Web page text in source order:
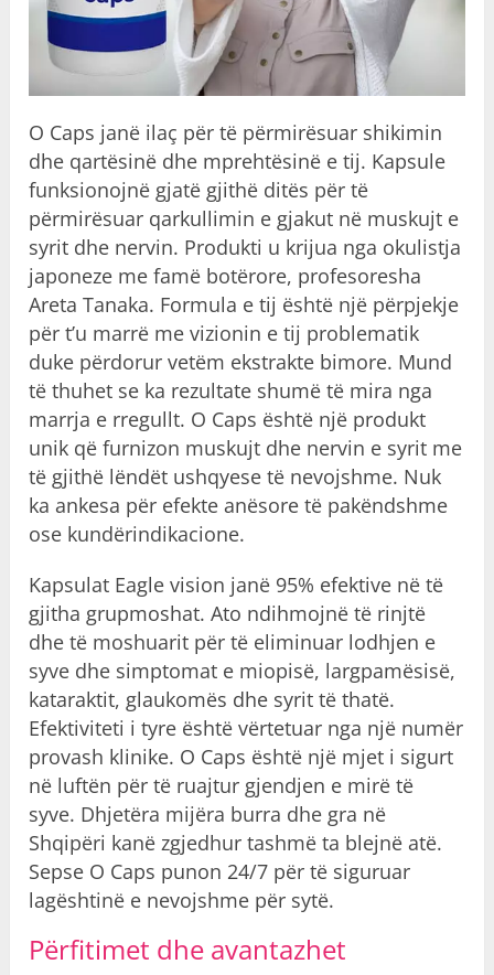
O Caps janë ilaç për të përmirësuar shikimin
dhe qartësinë dhe mprehtësinë e tij. Kapsule
funksionojnë gjatë gjithë ditës për të
përmirësuar qarkullimin e gjakut në muskujt e
syrit dhe nervin. Produkti u krijua nga okulistja
japoneze me famë botërore, profesoresha
Areta Tanaka. Formula e tij është një përpjekje
për t’u marrë me vizionin e tij problematik
duke përdorur vetëm ekstrakte bimore. Mund
të thuhet se ka rezultate shumë të mira nga
marrja e rregullt. O Caps është një produkt
unik që furnizon muskujt dhe nervin e syrit me
të gjithë lëndët ushqyese të nevojshme. Nuk
ka ankesa për efekte anësore të pakëndshme
ose kundërindikacione.
Kapsulat Eagle vision janë 95% efektive në të
gjitha grupmoshat. Ato ndihmojnë të rinjtë
dhe të moshuarit për të eliminuar lodhjen e
syve dhe simptomat e miopisë, largpamësisë,
kataraktit, glaukomës dhe syrit të thatë.
Efektiviteti i tyre është vërtetuar nga një numër
provash klinike. O Caps është një mjet i sigurt
në luftën për të ruajtur gjendjen e mirë të
syve. Dhjetëra mijëra burra dhe gra në
Shqipëri kanë zgjedhur tashmë ta blejnë atë.
Sepse O Caps punon 24/7 për të siguruar
lagështinë e nevojshme për sytë.
Përfitimet dhe avantazhet